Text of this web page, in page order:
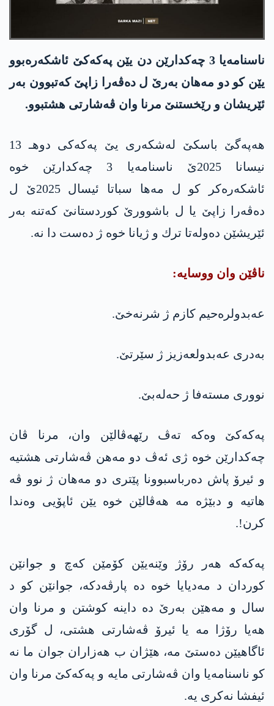
ناسنامه‌یا 3 چه‌كدارێن دن یێن په‌كه‌كێ ئاشكه‌ره‌بوو
یێن كو دو مه‌هان به‌رێ ل ده‌ڤه‌را زاپێ كه‌تبوون‌ به‌ر
ئێریشان و رێخستنێ مرنا وان ڤه‌شارتی هشتبوو.
هه‌په‌گێ باسكێ له‌شكه‌ری یێ په‌كه‌كی دوهـ 13
نیسانا 2025ێ ناسنامه‌یا 3 چه‌كدارێن خوه
ئاشكه‌ره‌كر كو ل مه‌ها سباتا ئیسال 2025ێ ل
ده‌ڤه‌را زاپێ یا ل باشوورێ كوردستانێ كه‌تنه ‌به‌ر
ئێریشێن ده‌وله‌تا ترك و ژیانا خوه‌ ژ ده‌ست دا نه‌.
ناڤێن وان ووسایه‌:
عه‌بدولره‌حیم كازم ژ شرنه‌خێ.
به‌دری عه‌بدولعه‌زیز ژ سێرتێ.
نووری مسته‌فا ژ حه‌له‌بێ.
په‌كه‌كێ وه‌كه ‌ته‌ڤ رێهه‌ڤالێن وان، مرنا ڤان
چه‌كدارێن خوه‌ ژی ئه‌ڤ دو مه‌هن ڤه‌شارتی هشتیه‌
و ئیرۆ پاش ده‌رباسبوونا پێتری دو مه‌هان ژ نوو ڤه
‌هاتیه ‌و دبێژه‌ مه‌ هه‌ڤالێن خوه ‌یێن ئاپۆیی وه‌ندا
كرن!.
په‌كه‌كه‌ هه‌ر رۆژ وێنه‌یێن كۆمێن كه‌چ و جوانێن
كوردان د مه‌دیایا خوه‌ ده‌ پارڤه‌دكه‌، جوانێن كو د
سال و مه‌هێن به‌رێ ده‌ داینه‌ كوشتن و مرنا وان
هه‌یا رۆژا مه‌ یا ئیرۆ ڤه‌شارتی هشتی‌، ل گۆری
ئاگاهیێن ده‌ستێ مه‌، هێژان ب هه‌زاران جوان ما نه‌
كو ناسنامه‌یا وان ڤه‌شارتی مایه‌ و په‌كه‌كێ مرنا وان
ئیفشا نه‌كری یه‌.